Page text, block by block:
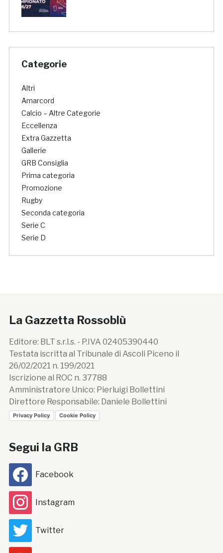
Categorie
Altri
Amarcord
Calcio – Altre Categorie
Eccellenza
Extra Gazzetta
Gallerie
GRB Consiglia
Prima categoria
Promozione
Rugby
Seconda categoria
Serie C
Serie D
La Gazzetta Rossoblù
Editore: BLT s.r.l.s. - P.IVA 02405390440
Testata iscritta al Tribunale di Ascoli Piceno il
26/02/2021 n. 199/2021
Iscrizione al ROC n. 37788
Amministratore Unico: Pierluigi Bollettini
Direttore Responsabile: Daniele Bollettini
Privacy Policy Cookie Policy
Segui la GRB
Facebook
Instagram
Twitter